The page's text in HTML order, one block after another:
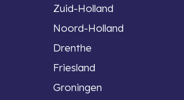
Zuid-Holland
Noord-Holland
Drenthe
Friesland
Groningen